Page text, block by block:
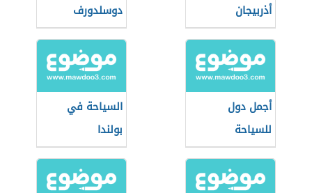
أذربيجان
دوسلدورف
أجمل دول
للسياحة
السياحة في
بولندا